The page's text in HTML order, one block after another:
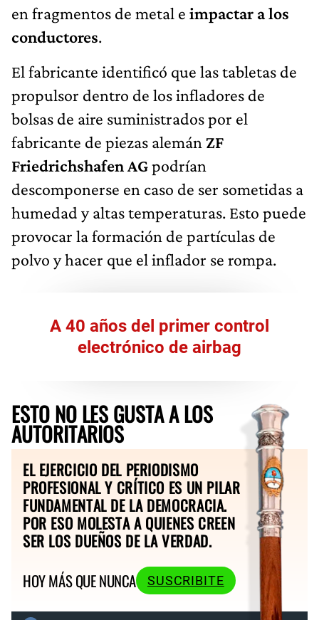
en fragmentos de metal e impactar a los
conductores.
El fabricante identificó que las tabletas de
propulsor dentro de los infladores de
bolsas de aire suministrados por el
fabricante de piezas alemán ZF
Friedrichshafen AGpodrían
descomponerse en caso de ser sometidas a
humedad y altas temperaturas. Esto puede
provocar la formación de partículas de
polvo y hacer que el inflador se rompa.
A 40 años del primer control
electrónico de airbag
ESTO NO LES GUSTA A LOS
AUTORITARIOS
EL EJERCICIO DEL PERIODISMO
PROFESIONAL Y CRÍTICO ES UN PILAR
FUNDAMENTAL DE LA DEMOCRACIA.
POR ESO MOLESTA A QUIENES CREEN
SER LOS DUEÑOS DE LA VERDAD.
HOY MÁS QUE NUNCA
SUSCRIBITE